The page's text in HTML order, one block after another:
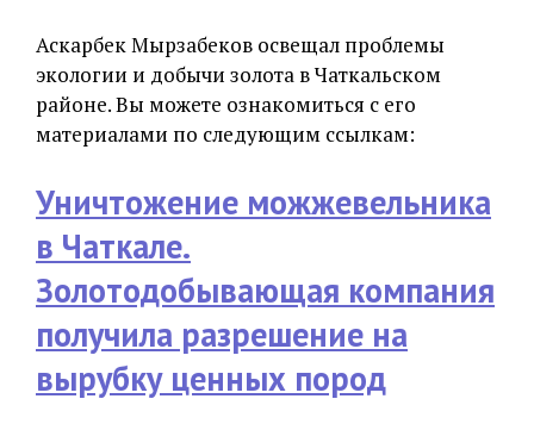
Аскарбек Мырзабеков освещал проблемы
экологии и добычи золота в Чаткальском
районе. Вы можете ознакомиться с его
материалами по следующим ссылкам:
Уничтожение можжевельника
в Чаткале.
Золотодобывающая компания
получила разрешение на
вырубку ценных пород